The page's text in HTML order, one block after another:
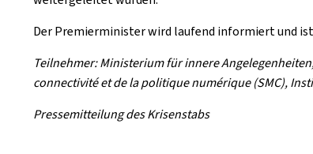
Der Premierminister wird laufend informiert und
Teilnehmer: Ministerium für innere
connectivité et de la politique numérique (SMC),
Pressemitteilung des Krisenstabs